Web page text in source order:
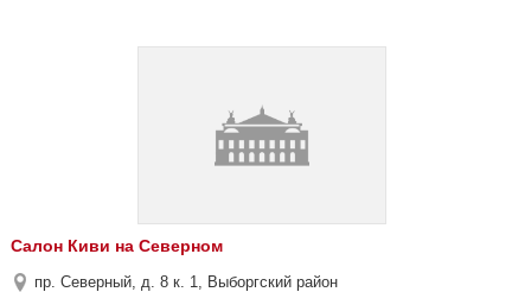
Салон Киви на Северном
пр. Северный, д. 8 к. 1, Выборгский район